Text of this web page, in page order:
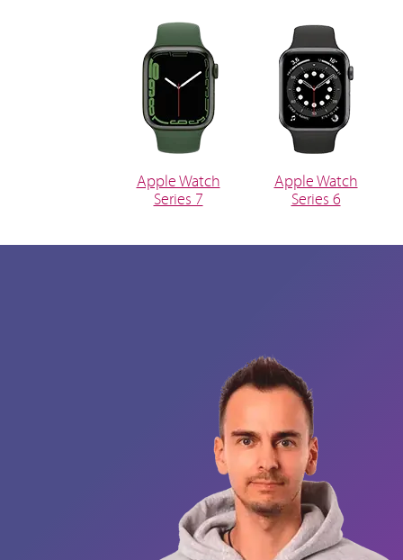
Apple Watch
Series 7
Apple Watch
Series 6